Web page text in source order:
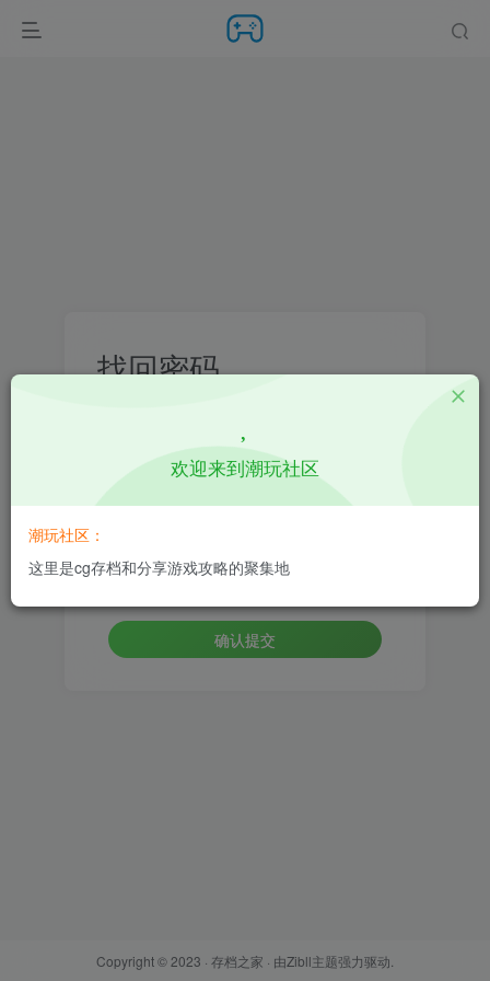
找回密码
重复密码
确认提交
Copyright © 2023 · 存档之家 · 由Zibll主题强力驱动.
欢迎来到潮玩社区
潮玩社区：
这里是cg存档和分享游戏攻略的聚集地